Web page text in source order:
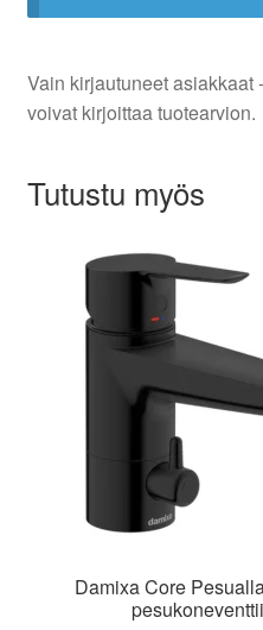
Vain kirjautuneet asiakkaat
voivat kirjoittaa tuotearvion.
Tutustu myös
Damixa Core